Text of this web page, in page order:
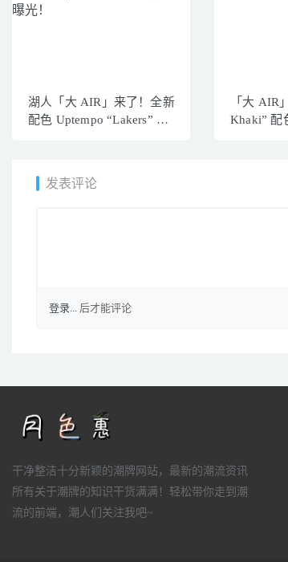
湖人「大 AIR」来了！全新
配色 Uptempo “Lakers” 实
「大 AIR
Khaki” 配色
发表评论
登录... 后才能评论
干净整洁十分新颖的潮牌网站，最新的潮流资讯
所有关于潮牌的知识干货满满！轻松带你走到潮
流的前端，潮人们关注我吧~